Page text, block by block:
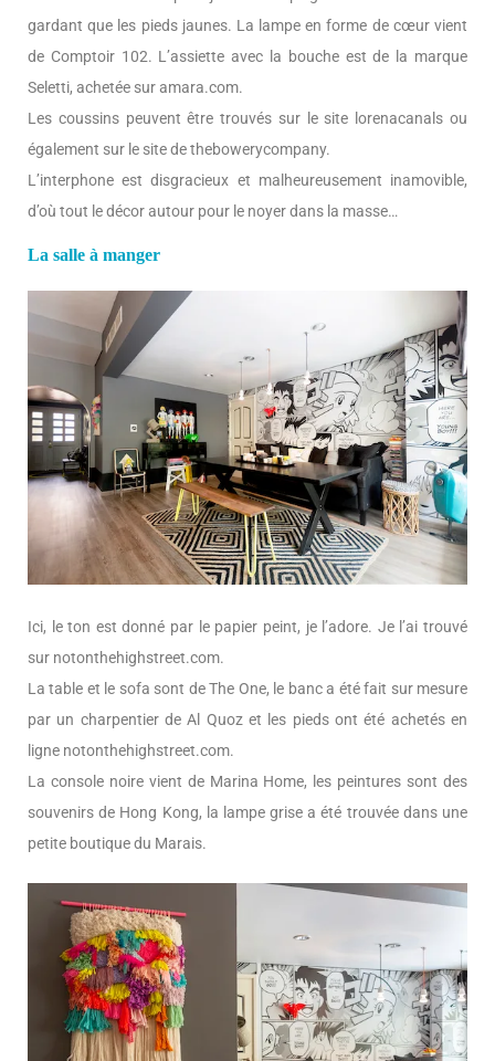
gardant que les pieds jaunes. La lampe en forme de cœur vient
de Comptoir 102. L’assiette avec la bouche est de la marque
Seletti, achetée sur amara.com.
Les coussins peuvent être trouvés sur le site lorenacanals ou
également sur le site de thebowerycompany.
L’interphone est disgracieux et malheureusement inamovible,
d’où tout le décor autour pour le noyer dans la masse…
La salle à manger
Ici, le ton est donné par le papier peint, je l’adore. Je l’ai trouvé
sur notonthehighstreet.com.
La table et le sofa sont de The One, le banc a été fait sur mesure
par un charpentier de Al Quoz et les pieds ont été achetés en
ligne notonthehighstreet.com.
La console noire vient de Marina Home, les peintures sont des
souvenirs de Hong Kong, la lampe grise a été trouvée dans une
petite boutique du Marais.